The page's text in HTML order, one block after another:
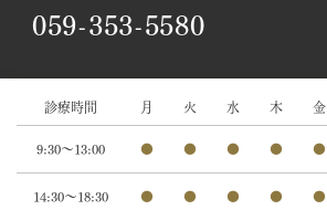
059-353-5580
診療時間 月 火 水 木 金
9:30～13:00
● ● ● ● ●
14:30～18:30 ● ● ● ● ●